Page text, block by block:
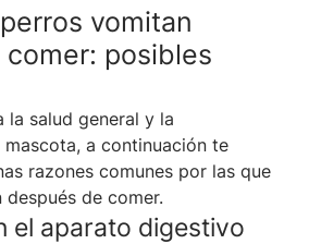
vomitan
posibles
la salud general y la
a continuación te
razones comunes por las que
de comer.
el aparato digestivo